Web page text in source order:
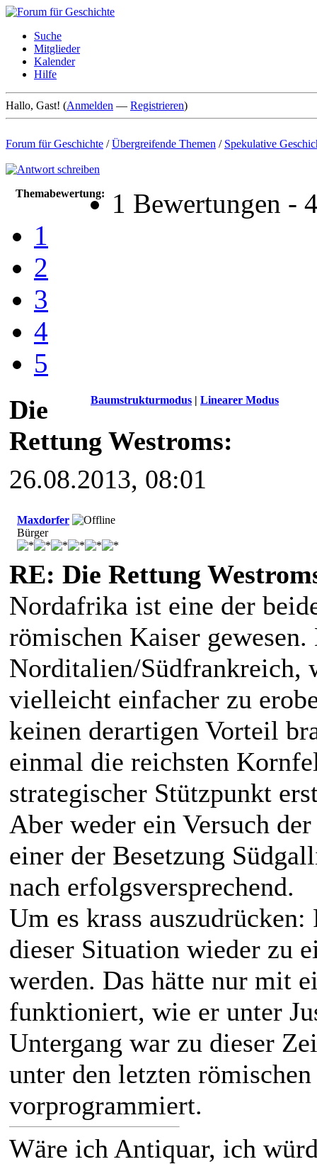
Suche
Mitglieder
Kalender
Hilfe
Hallo, Gast! (Anmelden — Registrieren)
Forum für Geschichte /Übergreifende Themen / Spekulative
Themabewertung:
1 Bewertungen -
1
2
3
4
5
Baumstrukturmodus | Linearer Modus
Die
Rettung Westroms:
26.08.2013, 08:01
Maxdorfer
Bürger
RE: Die Rettung
Nordafrika ist eine der
römischen Kaiser
Norditalien/Südfrankreich,
vielleicht einfacher zu
keinen derartigen Vorteil
einmal die reichsten
strategischer Stützpunkt
Aber weder ein Versuch
einer der Besetzung
nach erfolgsversprechend.
Um es krass
dieser Situation wieder zu
werden. Das hätte nur mit
funktioniert, wie er unter
Untergang war zu dieser
unter den letzten
vorprogrammiert.
Wäre ich Antiquar, ich